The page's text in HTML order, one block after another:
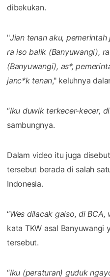
dibekukan.
"Jian tenan aku,
ra iso balik (Banyuwangi),
(Banyuwangi), as*,
janc*k tenan," keluhnya
“Iku duwik terkecer-kecer,
sambungnya.
Dalam video itu juga
tersebut berada di salah
Indonesia.
“Wes dilacak gaiso, di
kata TKW asal Banyuwangi
tersebut.
“Iku (peraturan) guduk